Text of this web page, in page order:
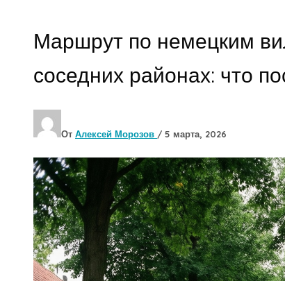
Маршрут по немецким
соседних районах: что
От Алексей Морозов / 5 марта, 2026